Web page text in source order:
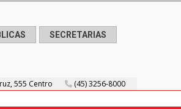
SECRETARIAS
555 Centro
(45) 3256-8000